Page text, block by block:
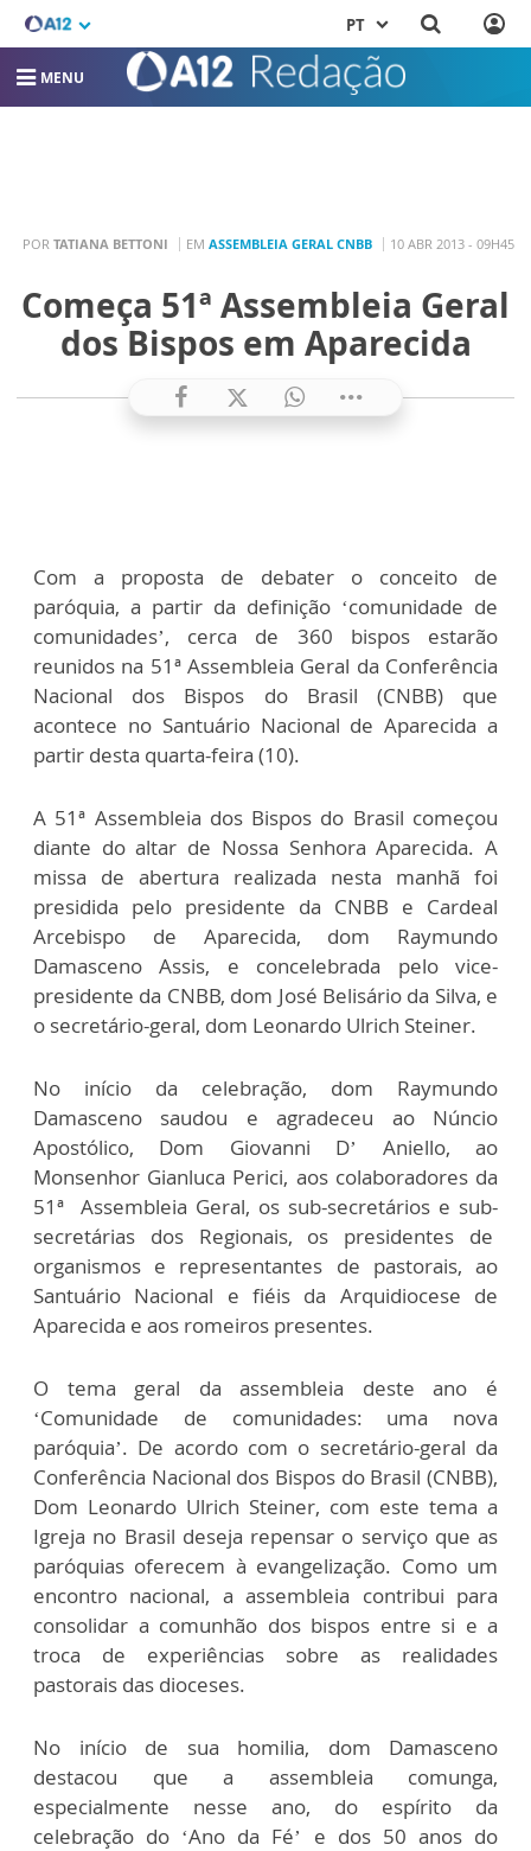
PT
MENU
POR TATIANA BETTONI EM ASSEMBLEIA GERAL CNBB 10 ABR 2013 - 09H45
Começa 51ª Assembleia Geral
dos Bispos em Aparecida
Com a proposta de debater o conceito de
paróquia, a partir da definição ‘comunidade de
comunidades’, cerca de 360 bispos estarão
reunidos na 51ª Assembleia Geral da Conferência
Nacional dos Bispos do Brasil (CNBB) que
acontece no Santuário Nacional de Aparecida a
partir desta quarta-feira (10).
A 51ª Assembleia dos Bispos do Brasil começou
diante do altar de Nossa Senhora Aparecida. A
missa de abertura realizada nesta manhã foi
presidida pelo presidente da CNBB e Cardeal
Arcebispo de Aparecida, dom Raymundo
Damasceno Assis, e concelebrada pelo vice-
presidente da CNBB, dom José Belisário da Silva, e
o secretário-geral, dom Leonardo Ulrich Steiner.
No início da celebração, dom Raymundo
Damasceno saudou e agradeceu ao Núncio
Apostólico, Dom Giovanni D’ Aniello, ao
Monsenhor Gianluca Perici, aos colaboradores da
51ª Assembleia Geral, os sub-secretários e sub-
secretárias dos Regionais, os presidentes de
organismos e representantes de pastorais, ao
Santuário Nacional e fiéis da Arquidiocese de
Aparecida e aos romeiros presentes.
O tema geral da assembleia deste ano é
‘Comunidade de comunidades: uma nova
paróquia’. De acordo com o secretário-geral da
Conferência Nacional dos Bispos do Brasil (CNBB),
Dom Leonardo Ulrich Steiner, com este tema a
Igreja no Brasil deseja repensar o serviço que as
paróquias oferecem à evangelização. Como um
encontro nacional, a assembleia contribui para
consolidar a comunhão dos bispos entre si e a
troca de experiências sobre as realidades
pastorais das dioceses.
No início de sua homilia, dom Damasceno
destacou que a assembleia comunga,
especialmente nesse ano, do espírito da
celebração do ‘Ano da Fé’ e dos 50 anos do